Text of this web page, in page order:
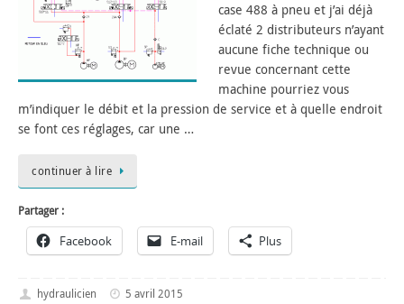
case 488 à pneu et j’ai déjà
éclaté 2 distributeurs n’ayant
aucune fiche technique ou
revue concernant cette
machine pourriez vous
m’indiquer le débit et la pression de service et à quelle endroit
se font ces réglages, car une …
continuer à lire
Partager :
Facebook E-mail Plus
hydraulicien
5 avril 2015